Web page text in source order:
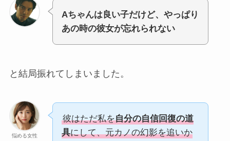
Aちゃんは良い子だけど、やっぱり
あの時の彼女が忘れられない
と結局振れてしまいました。
悩める女性
彼はただ私を自分の自信回復の道
具にして、元カノの幻影を追いか